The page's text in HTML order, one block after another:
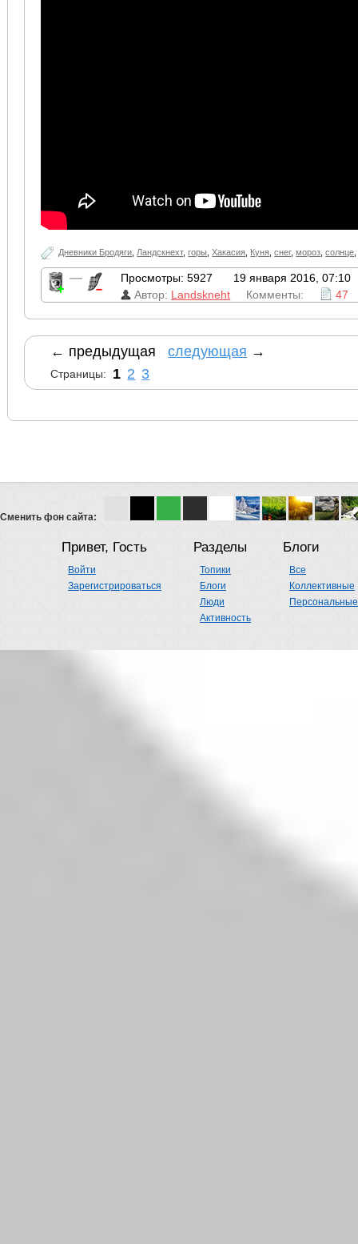
Дневники Бродяги Ландскнехт,горы ,Хакасия Куня ,снег,мороз ,солнце
— Просмотры: 5927
19 января 2016, 07:10
Автор: Landskneht Комменты: 47
← предыдущаяследующая →
Страницы: 1 2 3
Сменить фон сайта:
Привет, Гость
Войти
Зарегистрироваться
Разделы
Топики
Блоги
Люди
Активность
Блоги
Все
Коллективные
Персональные